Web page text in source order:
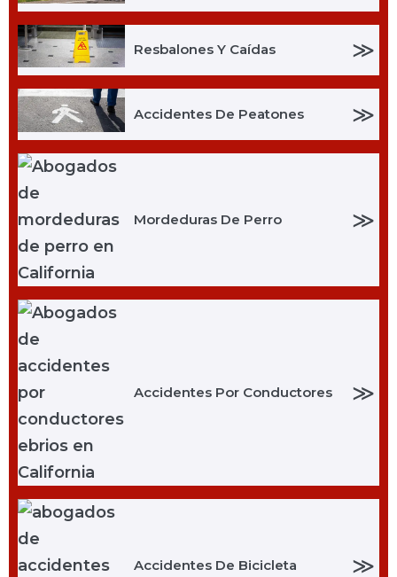
Resbalones Y Caídas ≫
Accidentes De Peatones ≫
Mordeduras De Perro ≫
Accidentes Por Conductores ≫
Accidentes De Bicicleta ≫